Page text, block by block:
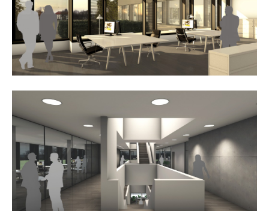
376-293 city road, suite 600
san francisco, ca 94102
have any questions?
+44 1234 567 890
about us
lorem ipsum dolor sit amet, consectetuer
adipiscing elit.
aenean commodo ligula eget dolor. aenean massa. cum